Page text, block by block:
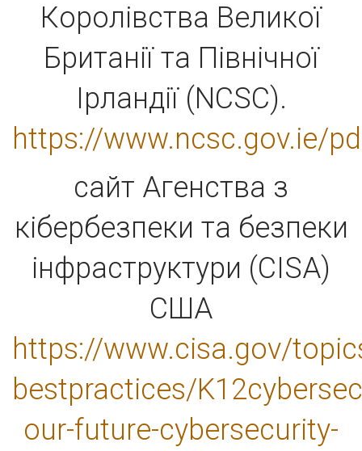
Королівства Великої
Британії та Північної
Ірландії (NCSC).
https://www.ncsc.gov.ie/
сайт Агенства з
кібербезпеки та безпеки
інфраструктури (CISA)
США
https://www.cisa.gov/
bestpractices/
our-future-cybersecurity-